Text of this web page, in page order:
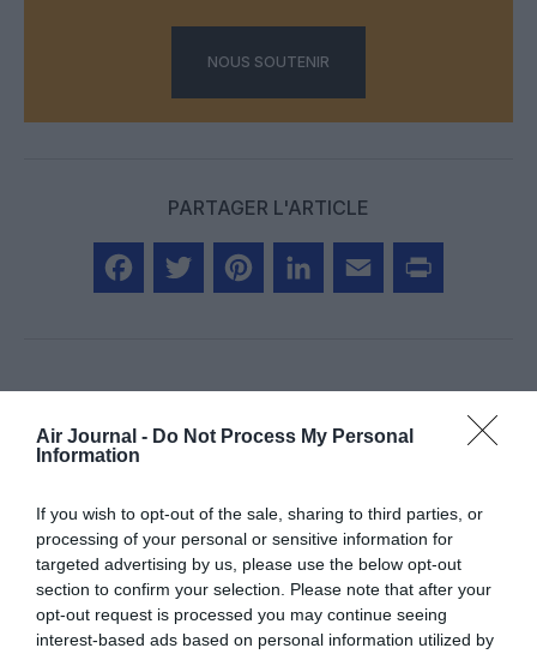
Air Journal - Do Not Process My Personal
Information
If you wish to opt-out of the sale, sharing to third parties, or
processing of your personal or sensitive information for
targeted advertising by us, please use the below opt-out
section to confirm your selection. Please note that after your
opt-out request is processed you may continue seeing
interest-based ads based on personal information utilized by
NOUS SOUTENIR
PARTAGER L'ARTICLE
Aucun commentaire !
FAIRE UN DON